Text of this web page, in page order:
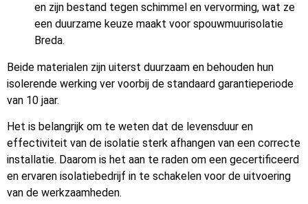
en zijn bestand tegen schimmel en vervorming, wat ze
een duurzame keuze maakt voor spouwmuurisolatie
Breda.
Beide materialen zijn uiterst duurzaam en behouden hun
isolerende werking ver voorbij de standaard garantieperiode
van 10 jaar.
Het is belangrijk om te weten dat de levensduur en
effectiviteit van de isolatie sterk afhangen van een correcte
installatie. Daarom is het aan te raden om een gecertificeerd
en ervaren isolatiebedrijf in te schakelen voor de uitvoering
van de werkzaamheden.